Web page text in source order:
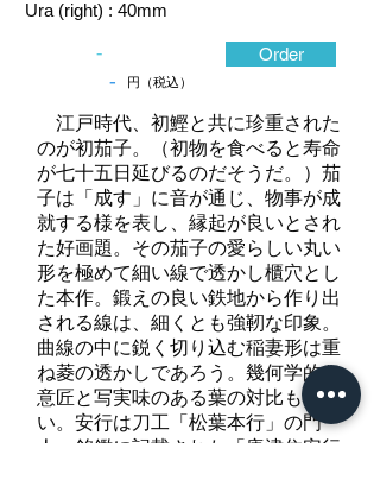
Ura (right) : 40mm
-
- 円（税込）
Order
江戸時代、初鰹と共に珍重された
のが初茄子。（初物を食べると寿命
が七十五日延びるのだそうだ。）茄
子は「成す」に音が通じ、物事が成
就する様を表し、縁起が良いとされ
た好画題。その茄子の愛らしい丸い
形を極めて細い線で透かし櫃穴とし
た本作。鍛えの良い鉄地から作り出
される線は、細くとも強靭な印象。
曲線の中に鋭く切り込む稲妻形は重
ね菱の透かしであろう。幾何学的な
意匠と写実味のある葉の対比も面白
い。安行は刀工「松葉本行」の門
人。銘鑑に記載された「唐津住安行